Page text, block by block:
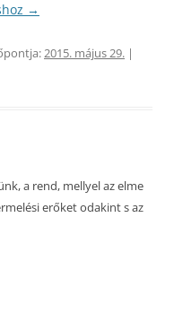
→
2015. május 29. |
a rend, mellyel az elme
erőket odakint s az